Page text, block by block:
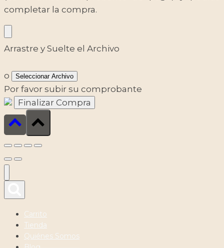
completar la compra.
Arrastre y Suelte el Archivo
o Seleccionar Archivo
Por favor subir su comprobante
Carrito
Tienda
Quiénes Somos